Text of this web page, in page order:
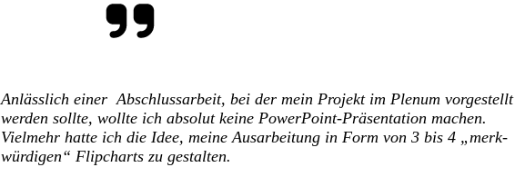
Anlässlich einer Abschlussarbeit, bei der mein Projekt im Plenum vorgestellt
werden sollte, wollte ich absolut keine PowerPoint-Präsentation machen.
Vielmehr hatte ich die Idee, meine Ausarbeitung in Form von 3 bis 4 „merk-
würdigen“ Flipcharts zu gestalten.